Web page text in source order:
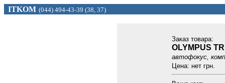
ITKOM (044) 494-43-39 (38, 37)
Заказ товарa:
OLYMPUS
автофокус,
Цена: нет грн.